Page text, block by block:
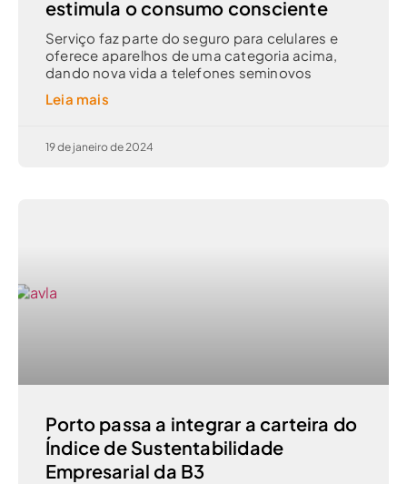
estimula o consumo consciente
Serviço faz parte do seguro para celulares e
oferece aparelhos de uma categoria acima,
dando nova vida a telefones seminovos
Leia mais
19 de janeiro de 2024
Porto passa a integrar a carteira do
Índice de Sustentabilidade
Empresarial da B3